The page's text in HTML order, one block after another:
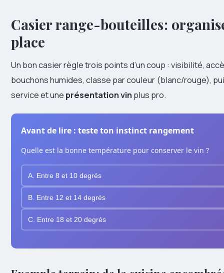
Casier range-bouteilles :
place
Un bon casier règle trois points d’un coup : visibilité,
bouchons humides, classe par couleur (blanc/rouge),
service et une présentation vin plus pro.
Avant de lire : teste ton instinct rangement
Quelle est la bonne température pour conserver le vin ?
A. Entre 8 et 10 degrés
B. Entre 12 et 14 degrés
C. Entre 18 et 20 degrés